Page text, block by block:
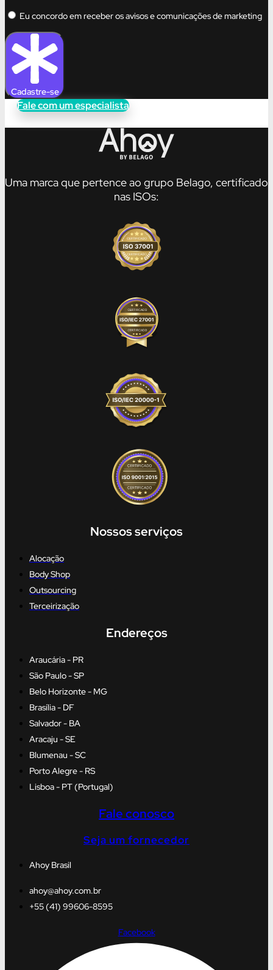
Eu concordo em receber os avisos e comunicações de marketing
Cadastre-se
Fale com um especialista
Uma marca que pertence ao grupo Belago, certificado
nas ISOs:
Nossos serviços
Alocação
Body Shop
Outsourcing
Terceirização
Endereços
Araucária - PR
São Paulo - SP
Belo Horizonte - MG
Brasília - DF
Salvador - BA
Aracaju - SE
Blumenau - SC
Porto Alegre - RS
Lisboa - PT (Portugal)
Fale conosco
Seja um fornecedor
Ahoy Brasil
ahoy@ahoy.com.br
+55 (41) 99606-8595
Facebook